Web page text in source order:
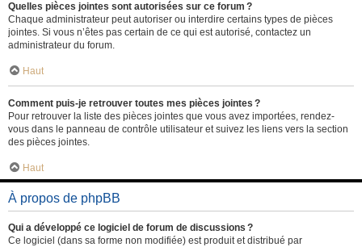
Quelles pièces jointes sont autorisées sur ce forum ?
Chaque administrateur peut autoriser ou interdire certains types de pièces
jointes. Si vous n’êtes pas certain de ce qui est autorisé, contactez un
administrateur du forum.
Haut
Comment puis-je retrouver toutes mes pièces jointes ?
Pour retrouver la liste des pièces jointes que vous avez importées, rendez-
vous dans le panneau de contrôle utilisateur et suivez les liens vers la section
des pièces jointes.
Haut
À propos de phpBB
Qui a développé ce logiciel de forum de discussions ?
Ce logiciel (dans sa forme non modifiée) est produit et distribué par